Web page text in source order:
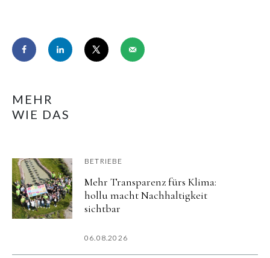
MEHR
WIE DAS
BETRIEBE
Mehr Transparenz fürs Klima:
hollu macht Nachhaltigkeit
sichtbar
06.08.2026